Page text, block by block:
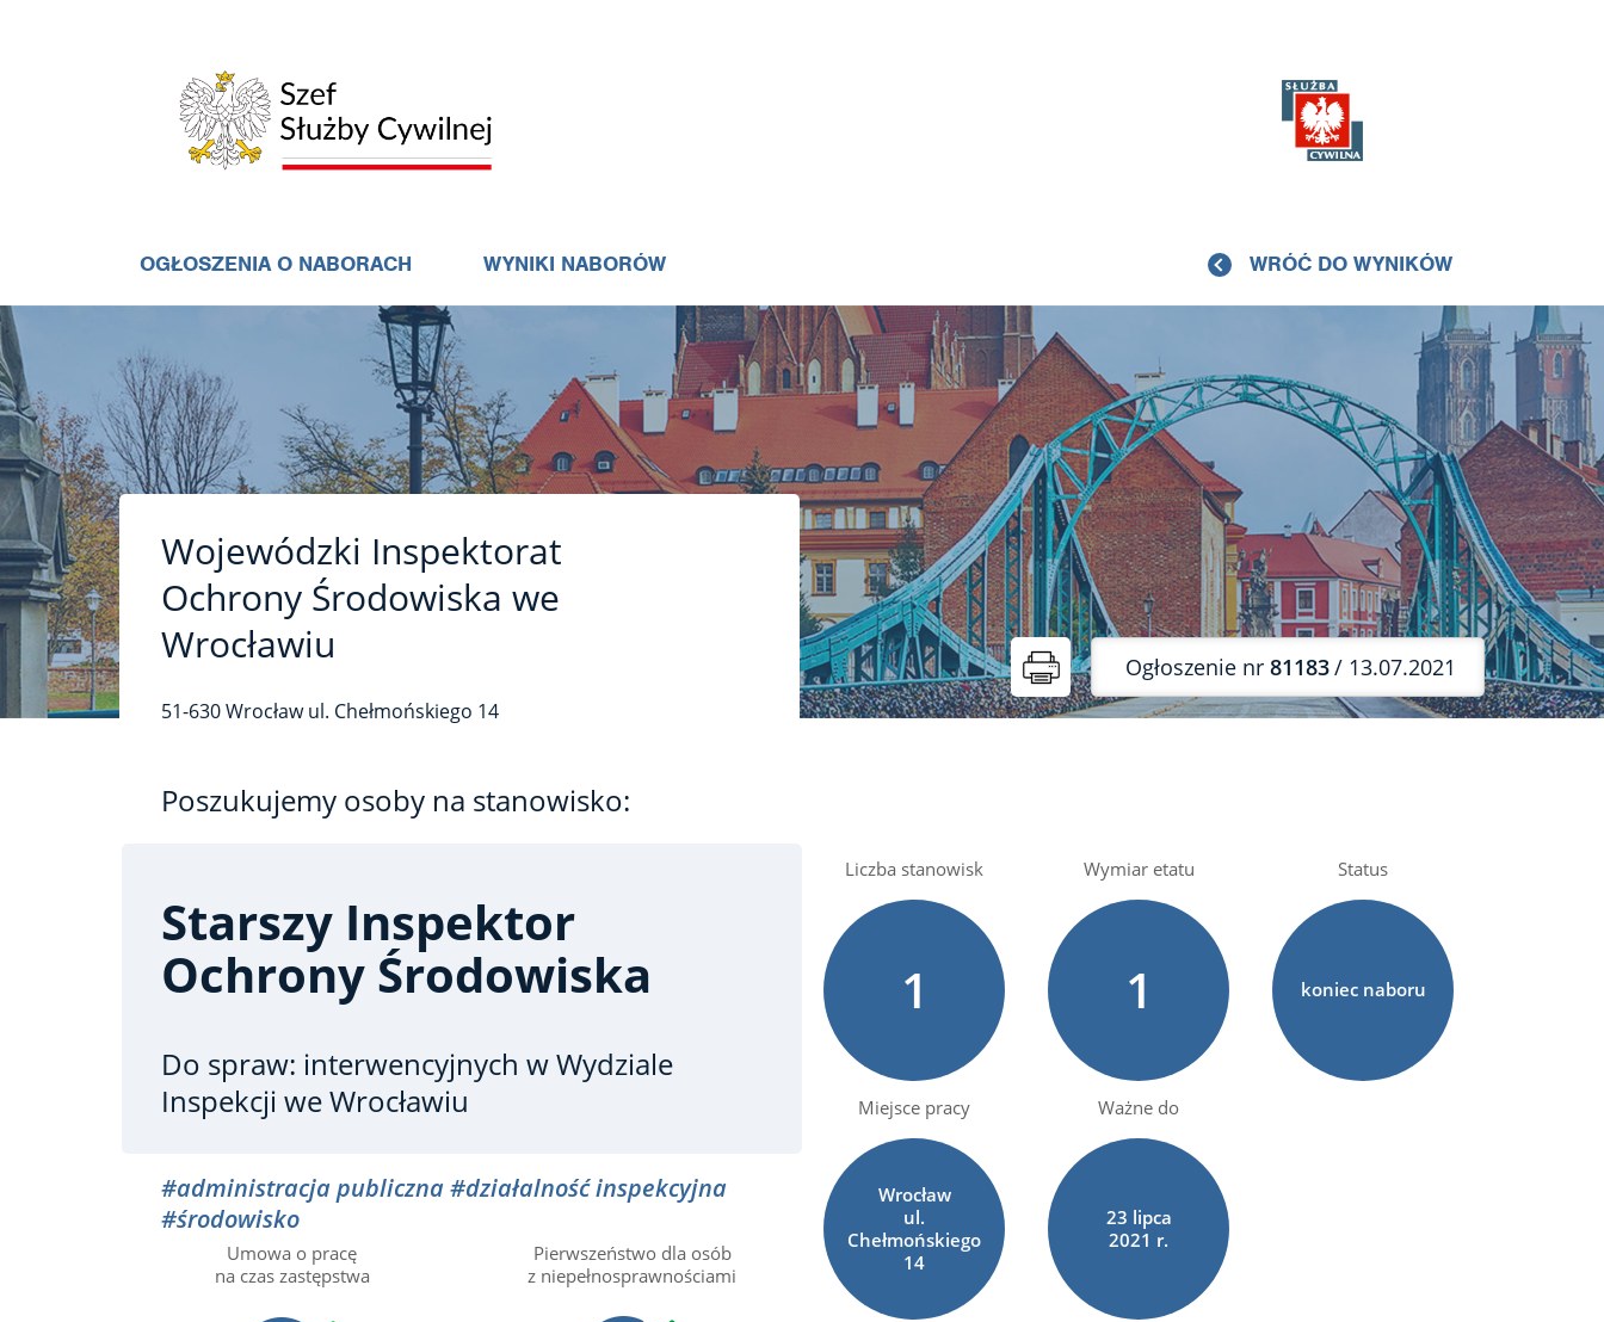
OGŁOSZENIA O NABORACH WYNIKI NABORÓW WRÓĆ DO WYNIKÓW
Wojewódzki Inspektorat
Ochrony Środowiska we
Wrocławiu
51-630Wrocław ul. Chełmońskiego 14
Ogłoszenie nr 81183/ 13.07.2021
Poszukujemy osoby na stanowisko:
Starszy Inspektor
Ochrony Środowiska
Do spraw: interwencyjnych w Wydziale
Inspekcji we Wrocławiu
#administracja publiczna#działalność inspekcyjna
#środowisko
Umowa o pracę
na czas zastępstwa
Pierwszeństwo dla osób
z niepełnosprawnościami
Liczba stanowisk
1
Wymiar etatu
1
Status
koniec naboru
Miejsce pracy
Wrocław
ul.
Chełmońskiego
14
Ważne do
23 lipca
2021 r.